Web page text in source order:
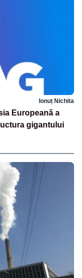
Ionuț Nichita
Europeană a
gigantului